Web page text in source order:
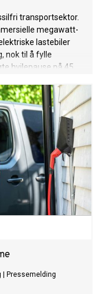
transportsektor.
megawatt-
lastebiler
nok til å fylle
hvilepause på 45
Pressemelding